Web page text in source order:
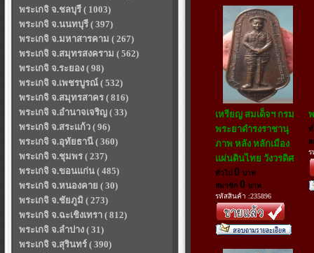
พระเกจิ จ.ชลบุรี ( 1003)
พระเกจิ จ.นนทบุรี ( 397)
พระเกจิ จ.มหาสารคาม ( 267)
พระเกจิ จ.สมุทรสงคราม ( 562)
พระเกจิ จ.ระยอง ( 98)
พระเกจิ จ.เพชรบูรณ์ ( 532)
พระเกจิ จ.สมุทรสาคร ( 816)
พระเกจิ จ.อำนาจเจริญ ( 33)
พระเกจิ จ.สระแก้ว ( 96)
พระเกจิ จ.อุทัยธานี ( 360)
พระเกจิ จ.ชุมพร ( 237)
พระเกจิ จ.ขอนแก่น ( 485)
พระเกจิ จ.หนองคาย ( 30)
พระเกจิ จ.ชัยภูมิ ( 273)
พระเกจิ จ.ฉะเชิงเทรา ( 812)
พระเกจิ จ.ลำปาง ( 31)
พระเกจิ จ.สุรินทร์ ( 390)
เหรียญ สมเด็จฯ กรม
พระยาดำรงราชานุ
ภาพ หลัง หลักเมือง
แผ่นดินไทย วังวรดิศ
ทั่วไป 0 บาท
สมาชิก 0 บาท
รหัสสินค้า :235896
ร